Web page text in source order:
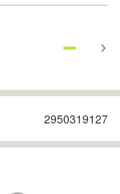
2950319127